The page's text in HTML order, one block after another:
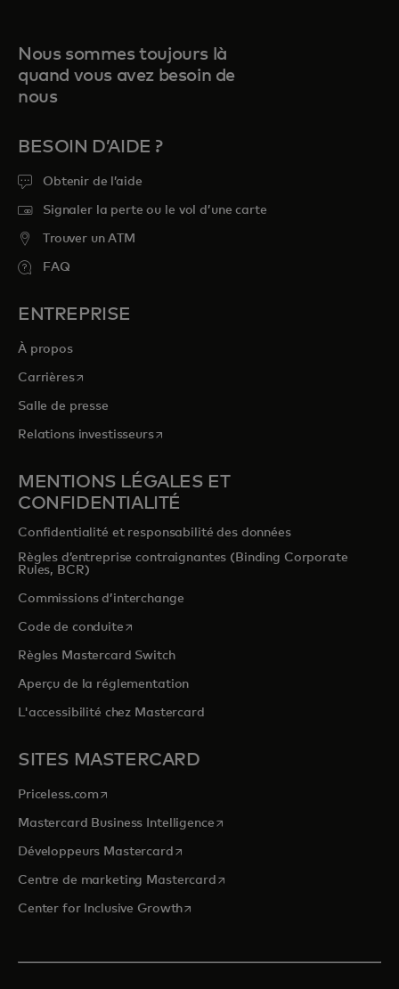
Nous sommes toujours là
quand vous avez besoin de
nous
BESOIN D’AIDE ?
Obtenir de l’aide
Signaler la perte ou le vol d’une carte
Trouver un ATM
FAQ
ENTREPRISE
À propos
Carrièress’ouvre dans un nouvel onglet
Salle de presse
Relations investisseurss’ouvre dans un nouvel onglet
MENTIONS LÉGALES ET
CONFIDENTIALITÉ
Confidentialité et responsabilité des données
Règles d’entreprise contraignantes (Binding Corporate
Rules, BCR)
Commissions d’interchange
Code de conduites’ouvre dans un nouvel onglet
Règles Mastercard Switch
Aperçu de la réglementation
L'accessibilité chez Mastercard
SITES MASTERCARD
Priceless.com s’ouvre dans un nouvel onglet
Mastercard Business Intelligences’ouvre dans un nouvel onglet
Développeurs Mastercards’ouvre dans un nouvel onglet
Centre de marketing Mastercards’ouvre dans un nouvel onglet
Center for Inclusive Growths’ouvre dans un nouvel onglet